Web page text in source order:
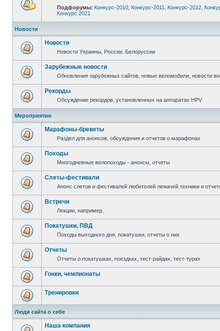
Подфорумы: Конкурс-2010 Конкурс-2011 Конкурс-2012
Конкурс 2021
Новости
Новости
Новости Украины, России, Белоруссии
Зарубежные новости
Обновления зарубежных сайтов, новые веломобили, новости
Рекорды
Обсуждение рекордов, установленных на аппаратах HPV
Мероприятия
Марафоны-бреветы
Раздел для анонсов, обсуждения и отчетов о марафонах
Походы
Многодневные велопоходы - анонсы, отчеты
Слеты-фестивали
Анонс слетов и фестивалей любителей лежачей техники и
Встречи
Лекции, например.
Покатушки, ПВД
Походы выходного дня, покатушки, отчеты о них
Отчеты
Отчеты о покатушках, поездках, тест-райдах, тест-турах
Гонки, чемпионаты
Тренировки
Люди сайта о себе
Наша компания